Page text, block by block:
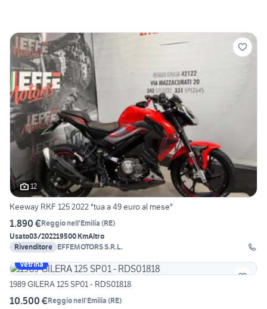
12
Keeway RKF 125 2022 "tua a 49 euro al mese"
1.890 €Reggio nell'Emilia (RE)
Usato03/202219500 KmAltro
Rivenditore EFFEMOTORS S.R.L.
Vetrina
1989 GILERA 125 SP01 - RDS01818
10.500 €Reggio nell'Emilia (RE)